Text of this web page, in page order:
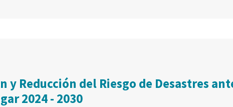
y Reducción del Riesgo de Desastres
2024 - 2030